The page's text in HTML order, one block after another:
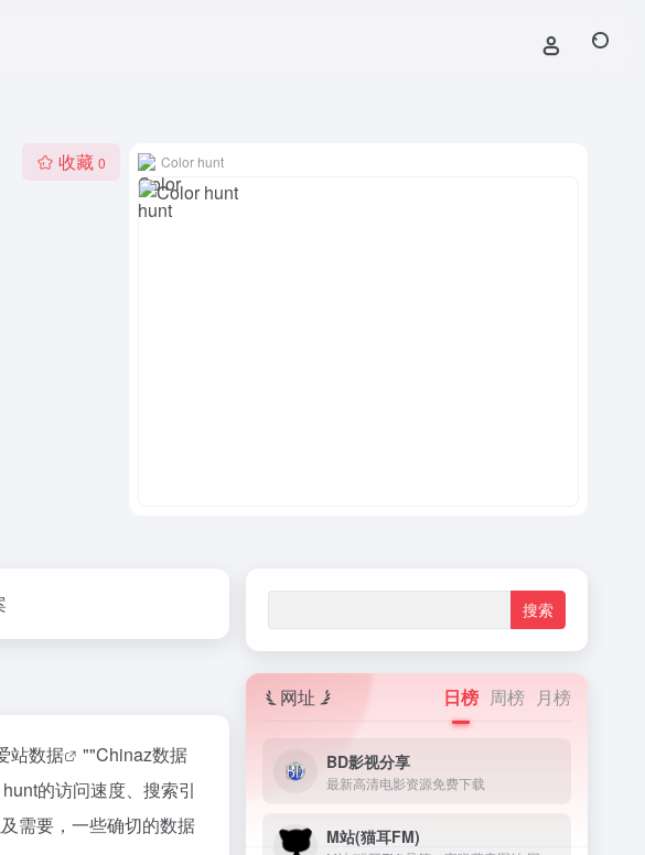
收藏 0 Color hunt
站数据 ""Chinaz数据
的访问速度、搜索引
需要，一些确切的数据
网址 日榜 周榜 月榜
BD影视分享
最新高清电影资源免费下载
M站(猫耳FM)